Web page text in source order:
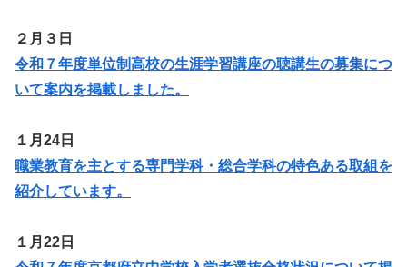
２月３日
令和７年度単位制高校の生涯学習講座の聴講生の募集につ
いて案内を掲載しました。
１月24日
職業教育を主とする専門学科・総合学科の特色ある取組を
紹介しています。
１月22日